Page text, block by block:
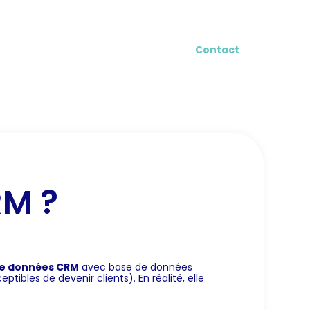
Contact
?
données CRM avec base de données
de devenir clients). En réalité, elle